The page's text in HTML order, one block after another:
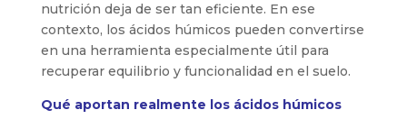
nutrición deja de ser tan eficiente. En ese
contexto, los ácidos húmicos pueden convertirse
en una herramienta especialmente útil para
recuperar equilibrio y funcionalidad en el suelo.
Qué aportan realmente los ácidos húmicos